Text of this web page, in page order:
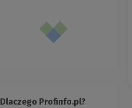
Dlaczego Profinfo.pl?